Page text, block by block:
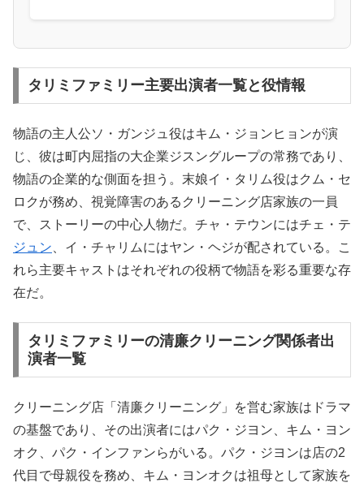
タリミファミリー主要出演者一覧と役情報
物語の主人公ソ・ガンジュ役はキム・ジョンヒョンが演
じ、彼は町内屈指の大企業ジスングループの常務であり、
物語の企業的な側面を担う。末娘イ・タリム役はクム・セ
ロクが務め、視覚障害のあるクリーニング店家族の一員
で、ストーリーの中心人物だ。チャ・テウンにはチェ・テ
ジュン 、イ・チャリムにはヤン・ヘジが配されている。こ
れら主要キャストはそれぞれの役柄で物語を彩る重要な存
在だ。
タリミファミリーの清廉クリーニング関係者出
演者一覧
クリーニング店「清廉クリーニング」を営む家族はドラマ
の基盤であり、その出演者にはパク・ジヨン、キム・ヨン
オク、パク・インファンらがいる。パク・ジヨンは店の2
代目で母親役を務め、キム・ヨンオクは祖母として家族を